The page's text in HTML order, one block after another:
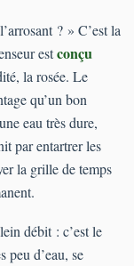
? » C’est la
estconçu
la rosée. Le
qu’un bon
eau très dure,
par entartrer les
la grille de temps
débit : c’est le
peu d’eau, se